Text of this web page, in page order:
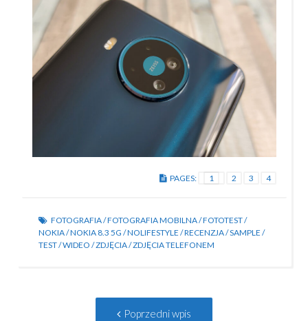
PAGES: 1 2 3 4
FOTOGRAFIA/FOTOGRAFIA MOBILNA/FOTOTEST/
NOKIA/NOKIA 8.3 5G /NOLIFESTYLE /RECENZJA/SAMPLE /
TEST/WIDEO /ZDJĘCIA/ZDJĘCIA TELEFONEM
Poprzedni wpis